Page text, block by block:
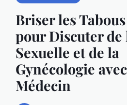
Briser les
pour Discuter de
Sexuelle et de la
Gynécologie
Médecin